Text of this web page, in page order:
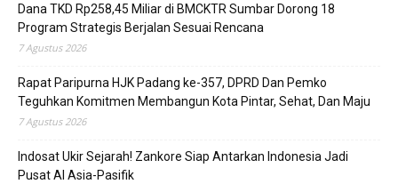
Dana TKD Rp258,45 Miliar di BMCKTR Sumbar Dorong 18
Program Strategis Berjalan Sesuai Rencana
7 Agustus 2026
Rapat Paripurna HJK Padang ke-357, DPRD Dan Pemko
Teguhkan Komitmen Membangun Kota Pintar, Sehat, Dan Maju
7 Agustus 2026
Indosat Ukir Sejarah! Zankore Siap Antarkan Indonesia Jadi
Pusat AI Asia-Pasifik